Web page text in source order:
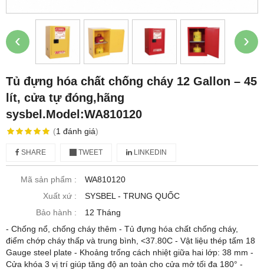
‹ ›
Tủ đựng hóa chất chống cháy 12 Gallon – 45
lít, cửa tự đóng,hãng
sysbel.Model:WA810120
(1 đánh giá)
SHARE TWEET LINKEDIN
Mã sản phẩm :
WA810120
Xuất xứ :
SYSBEL - TRUNG QUỐC
Bảo hành :
12 Tháng
- Chống nổ, chống cháy thêm - Tủ đựng hóa chất chống cháy,
điểm chớp cháy thấp và trung bình, <37.80C - Vật liệu thép tấm 18
Gauge steel plate - Khoảng trống cách nhiệt giữa hai lớp: 38 mm -
Cửa khóa 3 vị trí giúp tăng độ an toàn cho cửa mở tối đa 180° -